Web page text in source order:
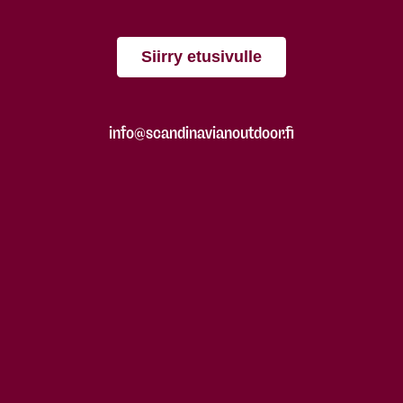
Siirry etusivulle
info@scandinavianoutdoor.fi